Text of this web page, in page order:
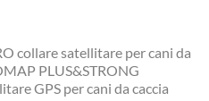
collare satellitare per cani da
PLUS&STRONG
GPS per cani da caccia